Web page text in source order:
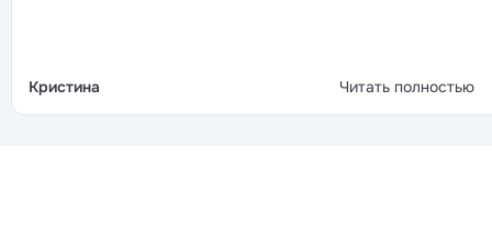
Кристина Читать полностью